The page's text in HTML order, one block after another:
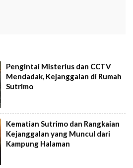
Pengintai Misterius dan CCTV
Mendadak, Kejanggalan di Rumah
Sutrimo
Kematian Sutrimo dan Rangkaian
Kejanggalan yang Muncul dari
Kampung Halaman